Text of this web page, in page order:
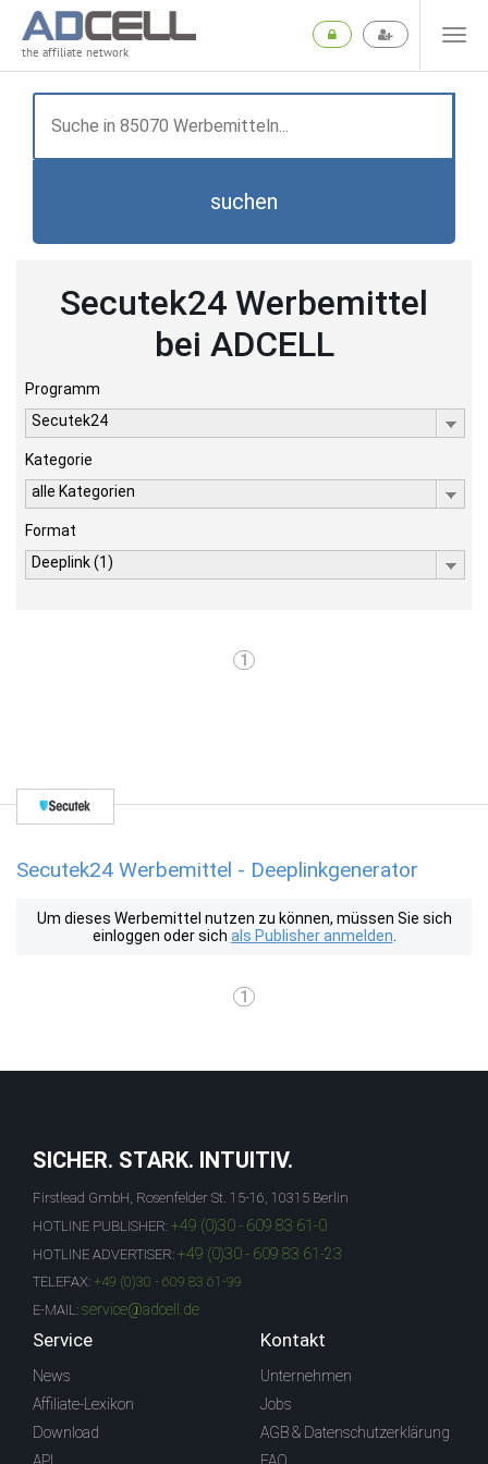
the affiliate network
suchen
Secutek24 Werbemittel
bei ADCELL
Programm
Secutek24
Kategorie
alle Kategorien
Format
Deeplink (1)
1
Secutek24 Werbemittel - Deeplinkgenerator
Um dieses Werbemittel nutzen zu können, müssen Sie sich
einloggen oder sich als Publisher anmelden
1
SICHER. STARK. INTUITIV.
Firstlead GmbH, Rosenfelder St. 15-16, 10315 Berlin
HOTLINE PUBLISHER: +49 (0)30 - 609 83 61-0
HOTLINE ADVERTISER: +49 (0)30 - 609 83 61-23
TELEFAX: +49 (0)30 - 609 83 61-99
E-MAIL: service@adcell.de
Service
News
Affiliate-Lexikon
Download
Kontakt
Unternehmen
Jobs
AGB & Datenschutzerklärung